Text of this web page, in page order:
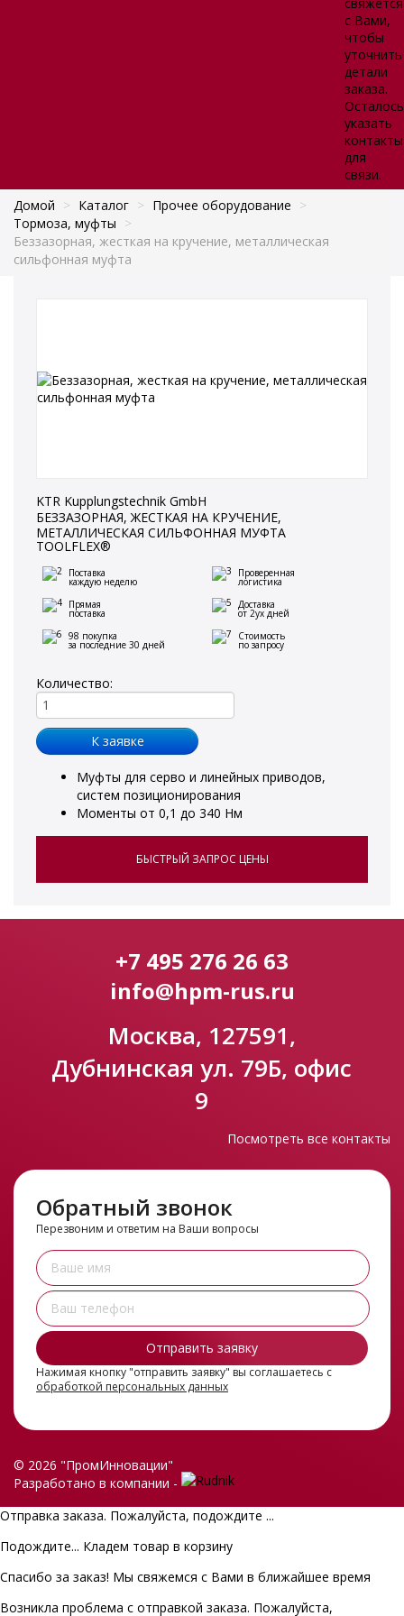
с Вами,
чтобы
уточнить
детали
заказа.
Осталось
указать
контакты
для
связи.
Домой > Каталог > Прочее оборудование >
Тормоза, муфты >
Беззазорная, жесткая на кручение, металлическая
сильфонная муфта
KTR Kupplungstechnik GmbH
БЕЗЗАЗОРНАЯ, ЖЕСТКАЯ НА КРУЧЕНИЕ,
МЕТАЛЛИЧЕСКАЯ СИЛЬФОННАЯ МУФТА
TOOLFLEX®
Поставка
каждую неделю
Проверенная
логистика
Прямая
поставка
Доставка
от 2ух дней
98 покупка
за последние 30 дней
Стоимость
по запросу
Количество:
Муфты для серво и линейных приводов,
систем позиционирования
Моменты от 0,1 до 340 Нм
БЫСТРЫЙ ЗАПРОС ЦЕНЫ
+7 495 276 26 63
info@hpm-rus.ru
Москва, 127591,
Дубнинская ул. 79Б, офис
9
Посмотреть все контакты
Обратный звонок
Перезвоним и ответим на Ваши вопросы
Нажимая кнопку "отправить заявку" вы соглашаетесь с
обработкой персональных данных
© 2026 "ПромИнновации"
Разработано в компании -
Отправка заказа. Пожалуйста, подождите ...
Подождите... Кладем товар в корзину
Спасибо за заказ! Мы свяжемся с Вами в ближайшее время
Возникла проблема с отправкой заказа. Пожалуйста,